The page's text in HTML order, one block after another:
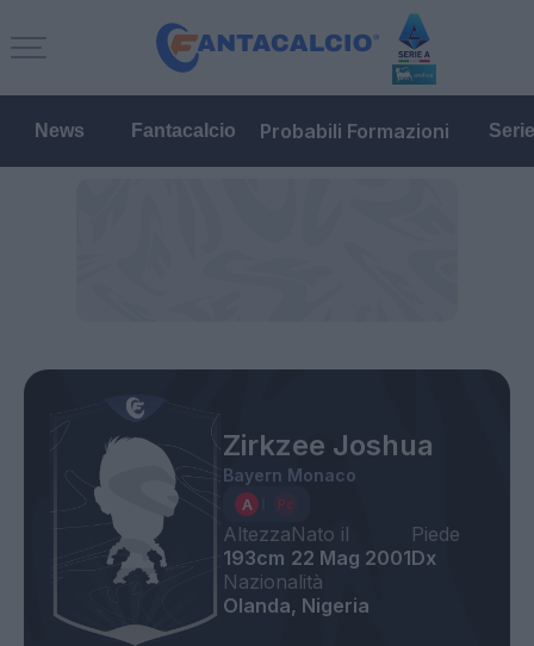
News Fantacalcio Probabili Formazioni
Zirkzee Joshua
Bayern Monaco
Altezza
193cm
Nato il
22 Mag 2001
Piede
Dx
Nazionalità
Olanda, Nigeria